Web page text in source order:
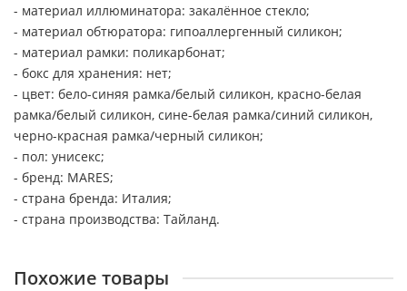
- материал иллюминатора: закалённое стекло;
- материал обтюратора: гипоаллергенный силикон;
- материал рамки: поликарбонат;
- бокс для хранения: нет;
- цвет: бело-синяя рамка/белый силикон, красно-белая
рамка/белый силикон, сине-белая рамка/синий силикон,
черно-красная рамка/черный силикон;
- пол: унисекс;
- бренд: MARES;
- страна бренда: Италия;
- страна производства: Тайланд.
Похожие товары